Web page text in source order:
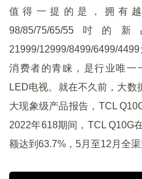
值得一提的是，拥有越
98/85/75/65/55吋
21999/12999/8499/6499/
消费者的青睐，是行业唯一
LED电视。就在不久前，大
大现象级产品报告，TCL
2022年618期间，TCL Q10G
额达到63.7%，5月至12月全渠